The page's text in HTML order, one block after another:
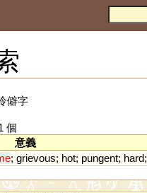
僻字
個
意義
; grievous; hot; pungent; hard;